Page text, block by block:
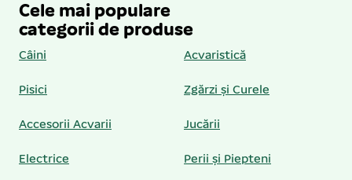
Cele mai populare
categorii de produse
Câini Acvaristică
Pisici Zgărzi și Curele
Accesorii Acvarii Jucării
Electrice Perii și Piepteni